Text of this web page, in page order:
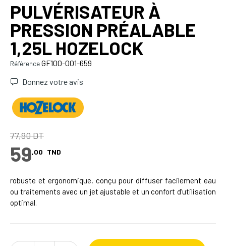
PULVÉRISATEUR À
PRESSION PRÉALABLE
1,25L HOZELOCK
RéférenceGF100-001-659
Donnez votre avis
77,90 DT
59,00 TND
robuste et ergonomique, conçu pour diffuser facilement eau
ou traitements avec un jet ajustable et un confort d’utilisation
optimal.